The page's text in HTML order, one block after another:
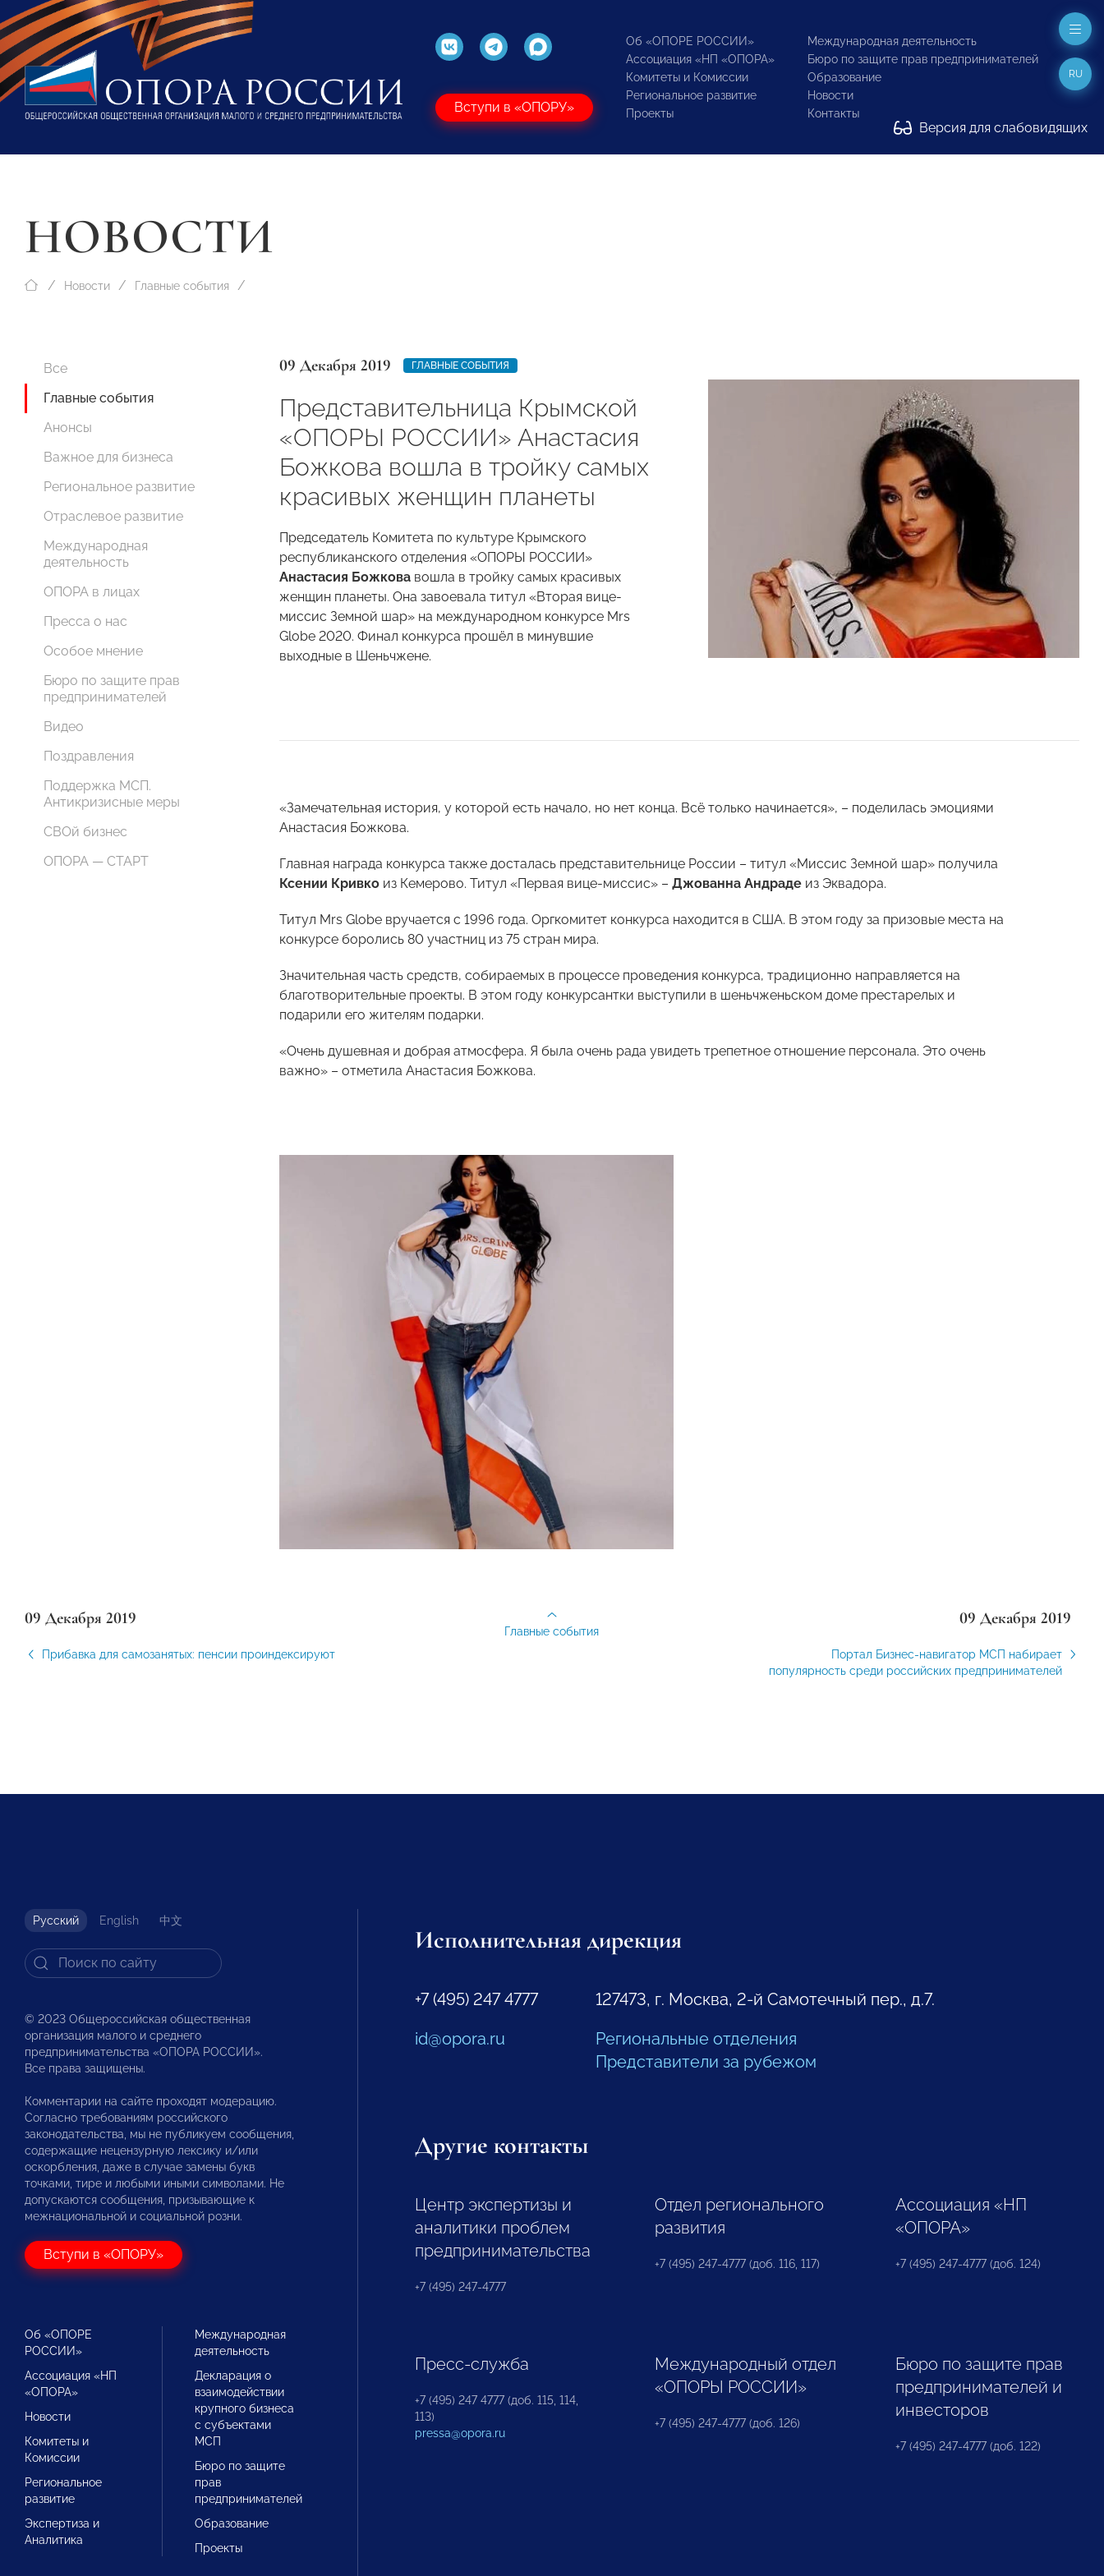
Вступи в «ОПОРУ»
Об «ОПОРЕ РОССИИ»
Ассоциация «НП «ОПОРА»
Комитеты и Комиссии
Региональное развитие
Проекты
Международная деятельность
Бюро по защите прав предпринимателей
Образование
Новости
Контакты
Версия для слабовидящих
RU
НОВОСТИ
Новости Главные события
Все
Главные события
Анонсы
Важное для бизнеса
Региональное развитие
Отраслевое развитие
Международная
деятельность
ОПОРА в лицах
Пресса о нас
Особое мнение
Бюро по защите прав
предпринимателей
Видео
Поздравления
Поддержка МСП.
Антикризисные меры
СВОй бизнес
ОПОРА — СТАРТ
09 Декабря 2019 ГЛАВНЫЕ СОБЫТИЯ
Представительница Крымской
«ОПОРЫ РОССИИ» Анастасия
Божкова вошла в тройку самых
красивых женщин планеты
Председатель Комитета по культуре Крымского
республиканского отделения «ОПОРЫ РОССИИ»
Анастасия Божкова вошла в тройку самых красивых
женщин планеты. Она завоевала титул «Вторая вице-
миссис Земной шар» на международном конкурсе Mrs
Globe 2020. Финал конкурса прошёл в минувшие
выходные в Шеньчжене.
«Замечательная история, у которой есть начало, но нет конца. Всё только начинается», – поделилась эмоциями
Анастасия Божкова.
Главная награда конкурса также досталась представительнице России – титул «Миссис Земной шар» получила
Ксении Кривко из Кемерово. Титул «Первая вице-миссис» – Джованна Андраде из Эквадора.
Титул Mrs Globe вручается с 1996 года. Оргкомитет конкурса находится в США. В этом году за призовые места на
конкурсе боролись 80 участниц из 75 стран мира.
Значительная часть средств, собираемых в процессе проведения конкурса, традиционно направляется на
благотворительные проекты. В этом году конкурсантки выступили в шеньчженьском доме престарелых и
подарили его жителям подарки.
«Очень душевная и добрая атмосфера. Я была очень рада увидеть трепетное отношение персонала. Это очень
важно» – отметила Анастасия Божкова.
09 Декабря 2019
Прибавка для самозанятых: пенсии проиндексируют
09 Декабря 2019
Портал Бизнес-навигатор МСП набирает
популярность среди российских предпринимателей
Главные события
Русский English 中文
© 2023 Общероссийская общественная
организация малого и среднего
предпринимательства «ОПОРА РОССИИ».
Все права защищены.
Комментарии на сайте проходят модерацию.
Согласно требованиям российского
законодательства, мы не публикуем сообщения,
содержащие нецензурную лексику и/или
оскорбления, даже в случае замены букв
точками, тире и любыми иными символами. Не
допускаются сообщения, призывающие к
межнациональной и социальной розни.
Вступи в «ОПОРУ»
Об «ОПОРЕ
РОССИИ»
Ассоциация «НП
«ОПОРА»
Новости
Комитеты и
Комиссии
Региональное
развитие
Экспертиза и
Аналитика
Международная
деятельность
Декларация о
взаимодействии
крупного бизнеса
с субъектами
МСП
Бюро по защите
прав
предпринимателей
Образование
Проекты
Исполнительная дирекция
+7 (495) 247 4777
id@opora.ru
127473, г. Москва, 2-й Самотечный пер., д.7.
Региональные отделения
Представители за рубежом
Другие контакты
Центр экспертизы и
аналитики проблем
предпринимательства
+7 (495) 247-4777
Отдел регионального
развития
+7 (495) 247-4777 (доб. 116, 117)
Ассоциация «НП
«ОПОРА»
+7 (495) 247-4777 (доб. 124)
Пресс-служба
+7 (495) 247 4777 (доб. 115, 114,
113)
pressa@opora.ru
Международный отдел
«ОПОРЫ РОССИИ»
+7 (495) 247-4777 (доб. 126)
Бюро по защите прав
предпринимателей и
инвесторов
+7 (495) 247-4777 (доб. 122)